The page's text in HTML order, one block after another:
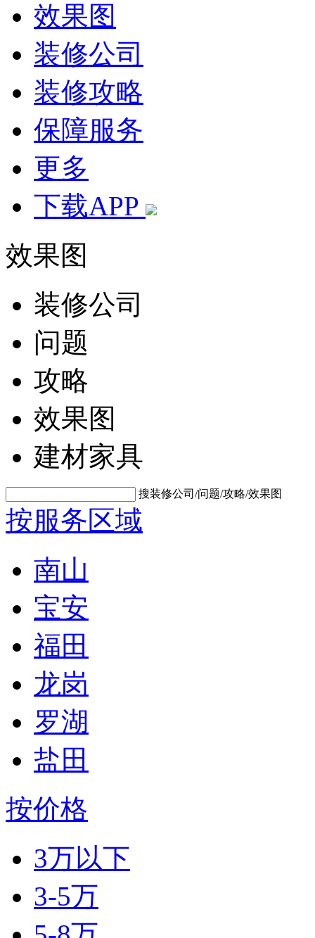
效果图
装修公司
装修攻略
保障服务
更多
下载APP
效果图
装修公司
问题
攻略
效果图
建材家具
搜装修公司/问题/攻略/效果图
按服务区域
南山
宝安
福田
龙岗
罗湖
盐田
按价格
3万以下
3-5万